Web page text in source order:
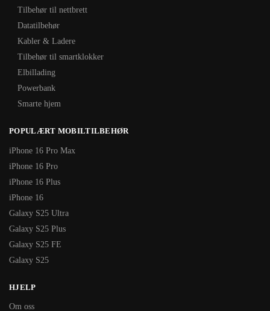
Tilbehør til nettbrett
Datatilbehør
Kabler & Ladere
Tilbehør til smartklokker
Elbillading
Powerbank
Smarte hjem
POPULÆRT MOBILTILBEHØR
iPhone 16 Pro Max
iPhone 16 Pro
iPhone 16 Plus
iPhone 16
Galaxy S25 Ultra
Galaxy S25 Plus
Galaxy S25 FE
Galaxy S25
HJELP
Om oss